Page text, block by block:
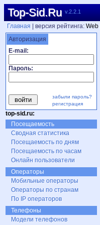
Top-Sid.Ru v.2.2.1
Главная
| версия рейтинга: Web |
Авторизация
E-mail:
Пароль:
забыли пароль?
регистрация
top-sid.ru:
Посещаемость
Сводная статистика
Посещаемость по дням
Посещаемость по часам
Онлайн пользователи
Операторы
Мобильные операторы
Операторы по странам
По IP операторов
Телефоны
Модели телефонов